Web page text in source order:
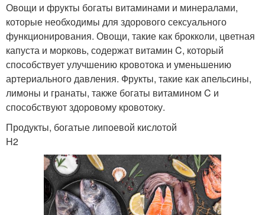
Овощи и фрукты богаты витаминами и минералами,
которые необходимы для здорового сексуального
функционирования. Овощи, такие как брокколи, цветная
капуста и морковь, содержат витамин C, который
способствует улучшению кровотока и уменьшению
артериального давления. Фрукты, такие как апельсины,
лимоны и гранаты, также богаты витамином C и
способствуют здоровому кровотоку.
Продукты, богатые липоевой кислотой
H2